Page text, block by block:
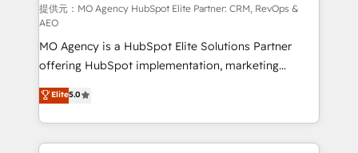
and implementation. - Pre-built and custom
integrations across your full tech stack. - Custom
object setup, CMS builds, and full-funnel automation.
- Dashboards, lifecycle campaigns, and lead
nurturing sequences. - Cross-hub setup across
Marketing, Sales, Operations, and Service Hubs. -
Ongoing optimization, managed support, and
scalable retainers. Let’s make HubSpot your most
提供元：MO Agency HubSpot Elite Partner: CRM, RevOps &
AEO
MO Agency is a HubSpot Elite Solutions Partner
offering HubSpot implementation, marketing
automation, CRM and RevOps consulting, data
architecture, sales enablement, lifecycle automation,
lead scoring and revenue reporting. HubSpot,
Salesforce and integrated enterprise stacks. Digital
Elite5.0